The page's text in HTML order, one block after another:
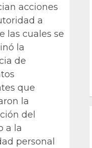
acciones
a
las cuales se
la
de
que
la
del
a la
personal